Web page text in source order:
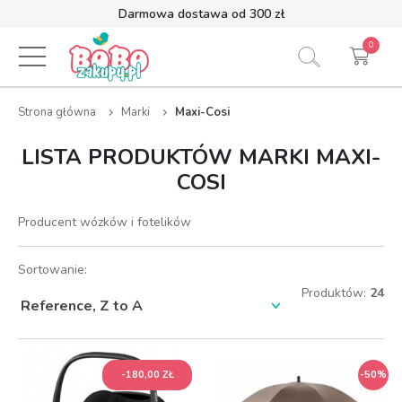
Darmowa dostawa od 300 zł
0
Strona główna Marki Maxi-Cosi
LISTA PRODUKTÓW MARKI MAXI-
COSI
Producent wózków i fotelików
Sortowanie:
Produktów: 24
-180,00 ZŁ
-180,00 ZŁ -50%
-50%